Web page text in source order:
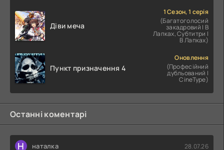
Діви меча
1 Сезон, 1 серія
(Багатоголосий
закадровий | В
Лапках, Субтитри |
В Лапках)
Пункт призначення 4
Оновлення
(Професійний
дубльований |
CineType)
Останні коментарі
Н наталка 28.07.26